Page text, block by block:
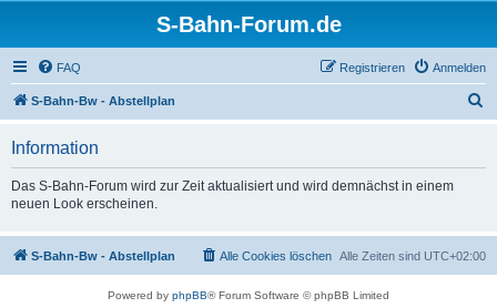
S-Bahn-Forum.de
FAQ Anmelden
Registrieren
S-Bahn-Bw - Abstellplan
Information
Das S-Bahn-Forum wird zur Zeit aktualisiert und wird demnächst in einem
neuen Look erscheinen.
S-Bahn-Bw - Abstellplan Alle Zeiten sind UTC+02:00
Alle Cookies löschen
Powered by phpBB® Forum Software © phpBB Limited